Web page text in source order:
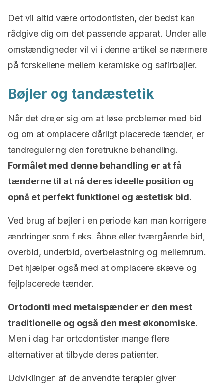
Det vil altid være ortodontisten, der bedst kan
rådgive dig om det passende apparat. Under alle
omstændigheder vil vi i denne artikel se nærmere
på forskellene mellem keramiske og safirbøjler.
Bøjler og tandæstetik
Når det drejer sig om at løse problemer med bid
og om at omplacere dårligt placerede tænder, er
tandregulering den foretrukne behandling.
Formålet med denne behandling er at få
tænderne til at nå deres ideelle position og
opnå et perfekt funktionel og æstetisk bid.
Ved brug af bøjler i en periode kan man korrigere
ændringer som f.eks. åbne eller tværgående bid,
overbid, underbid, overbelastning og mellemrum.
Det hjælper også med at omplacere skæve og
fejlplacerede tænder.
Ortodonti med metalspænder er den mest
traditionelle og også den mest økonomiske.
Men i dag har ortodontister mange flere
alternativer at tilbyde deres patienter.
Udviklingen af de anvendte terapier giver